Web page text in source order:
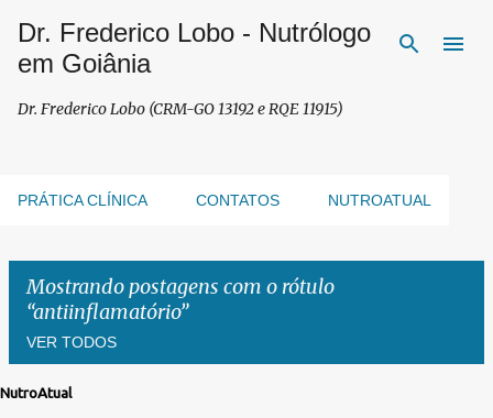
Pular para o conteúdo principal
Dr. Frederico Lobo - Nutrólogo
em Goiânia
Dr. Frederico Lobo (CRM-GO 13192 e RQE 11915)
PRÁTICA CLÍNICA CONTATOS NUTROATUAL
Mostrando postagens com o rótulo
antiinflamatório
VER TODOS
NutroAtual